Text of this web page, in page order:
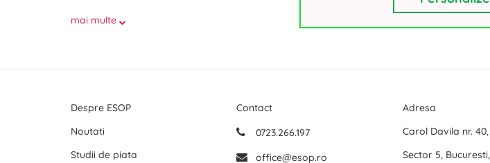
mai multe
Despre ESOP
Noutati
Studii de piata
Contact
0723.266.197
office@esop.ro
Adresa
Carol Davila nr.
Sector 5,